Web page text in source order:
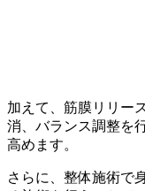
加えて、筋膜リリー
消、バランス調整を
高めます。
さらに、整体施術で